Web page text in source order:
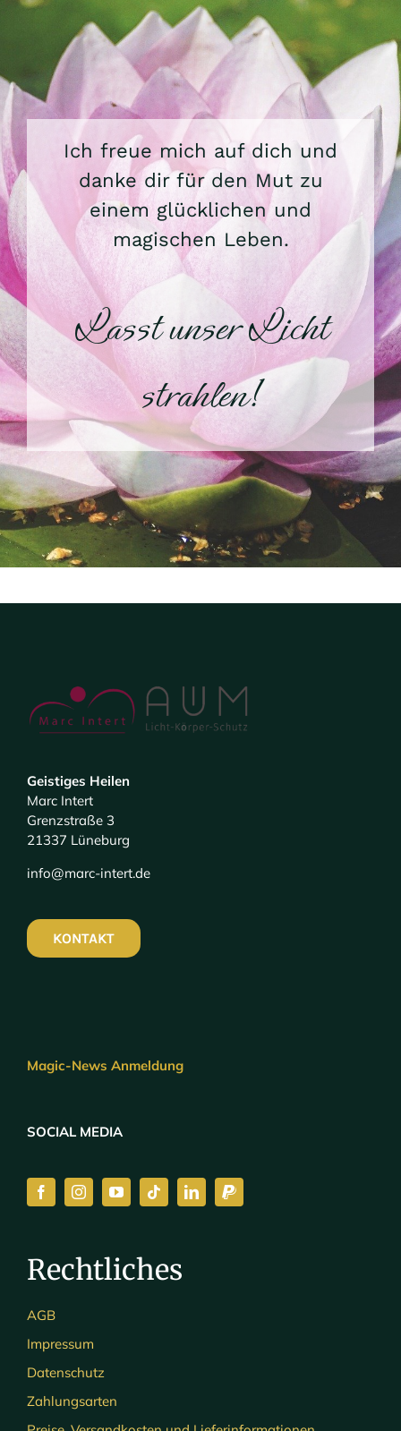
Ich freue mich auf dich und
danke dir für den Mut zu
einem glücklichen und
magischen Leben.
Lasst unser Licht
strahlen!
Geistiges Heilen
Marc Intert
Grenzstraße 3
21337 Lüneburg
info@marc-intert.de
KONTAKT
Magic-News Anmeldung
SOCIAL MEDIA
Rechtliches
AGB
Impressum
Datenschutz
Zahlungsarten